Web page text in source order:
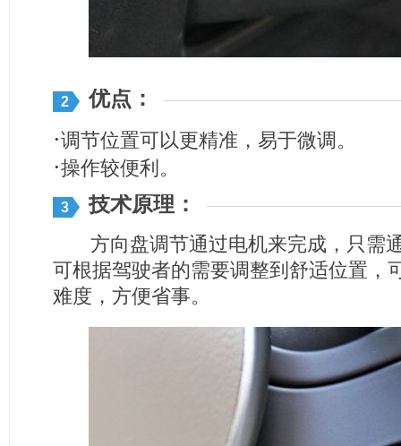
2 优点：
·调节位置可以更精准，易于微调。
·操作较便利。
3 技术原理：
方向盘调节通过电机来完成，只需
可根据驾驶者的需要调整到舒适位置，
难度，方便省事。